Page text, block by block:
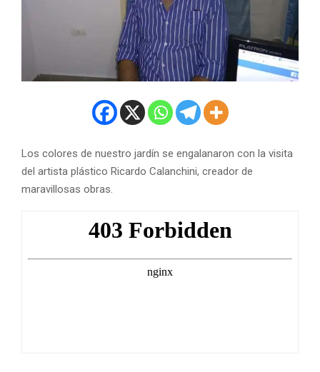
Los colores de nuestro jardín se engalanaron con la visita
del artista plástico Ricardo Calanchini, creador de
maravillosas obras.